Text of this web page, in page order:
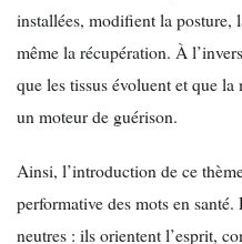
installées, modifient la posture,
même la récupération. À
que les tissus évoluent et que
un moteur de guérison.
Ainsi, l’introduction de ce
performative des mots en
neutres : ils orientent l’esprit,